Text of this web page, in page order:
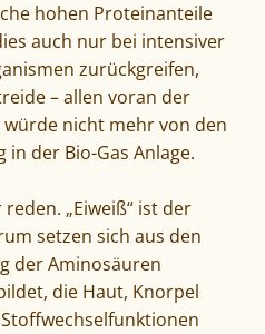
hohen Proteinanteile
auch nur bei intensiver
zurückgreifen,
– allen voran der
nicht mehr von den
der Bio-Gas Anlage.
„Eiweiß“ ist der
setzen sich aus den
der Aminosäuren
die Haut, Knorpel